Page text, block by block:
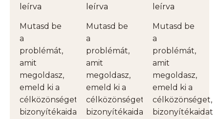
leírva
Mutasd be
a
problémát,
amit
megoldasz,
emeld ki a
célközönséget,
bizonyítékaidat
leírva
Mutasd be
a
problémát,
amit
megoldasz,
emeld ki a
célközönséget,
bizonyítékaidat
leírva
Mutasd be
a
problémát,
amit
megoldasz,
emeld ki a
célközönséget,
bizonyítékaidat